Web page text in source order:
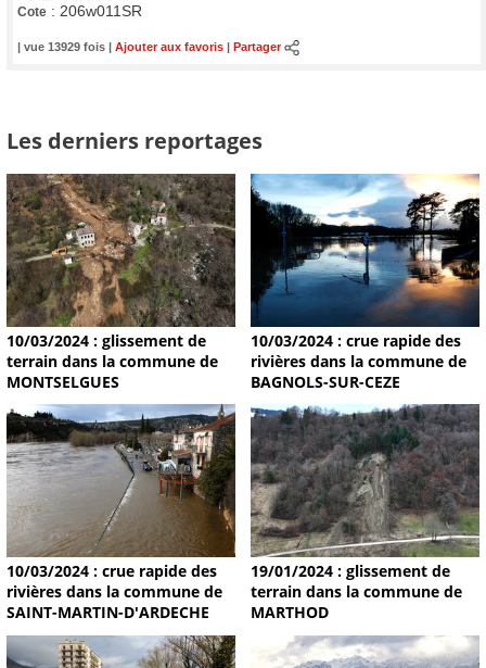
Cote : 206w011SR
| vue 13929 fois | Ajouter aux favoris Partager
Les derniers reportages
10/03/2024 : glissement de
terrain dans la commune de
MONTSELGUES
10/03/2024 : crue rapide des
rivières dans la commune de
BAGNOLS-SUR-CEZE
10/03/2024 : crue rapide des
rivières dans la commune de
SAINT-MARTIN-D'ARDECHE
19/01/2024 : glissement de
terrain dans la commune de
MARTHOD